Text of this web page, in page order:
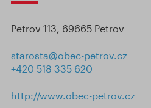
Petrov 113, 69665 Petrov
starosta@obec-petrov.cz
+420 518 335 620
http://www.obec-petrov.cz